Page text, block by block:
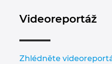
Videoreportáž
Zhlédněte